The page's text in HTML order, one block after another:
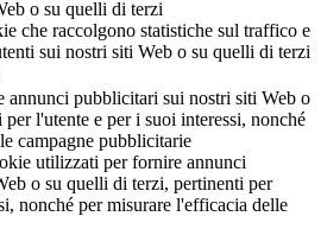
o su quelli di terzi
che raccolgono statistiche sul traffico e
sui nostri siti Web o su quelli di terzi
annunci pubblicitari sui nostri siti Web o
l'utente e per i suoi interessi, nonché
campagne pubblicitarie
utilizzati per fornire annunci
o su quelli di terzi, pertinenti per
nonché per misurare l'efficacia delle